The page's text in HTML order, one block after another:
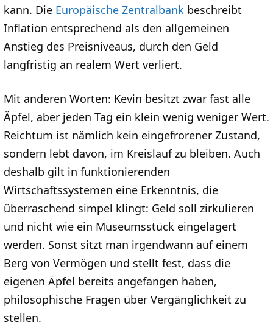
kann. Die Europäische Zentralbank beschreibt
Inflation entsprechend als den allgemeinen
Anstieg des Preisniveaus, durch den Geld
langfristig an realem Wert verliert.
Mit anderen Worten: Kevin besitzt zwar fast alle
Äpfel, aber jeden Tag ein klein wenig weniger Wert.
Reichtum ist nämlich kein eingefrorener Zustand,
sondern lebt davon, im Kreislauf zu bleiben. Auch
deshalb gilt in funktionierenden
Wirtschaftssystemen eine Erkenntnis, die
überraschend simpel klingt: Geld soll zirkulieren
und nicht wie ein Museumsstück eingelagert
werden. Sonst sitzt man irgendwann auf einem
Berg von Vermögen und stellt fest, dass die
eigenen Äpfel bereits angefangen haben,
philosophische Fragen über Vergänglichkeit zu
stellen.